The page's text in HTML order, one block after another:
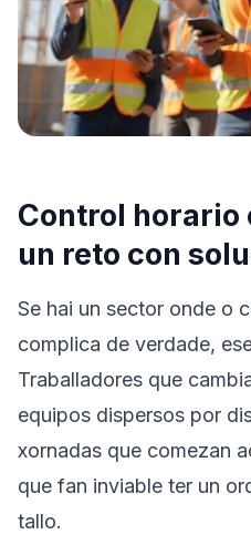
Control horario
un reto con
Se hai un sector onde o
complica de verdade,
Traballadores que
equipos dispersos por
xornadas que comezan
que fan inviable ter un
tallo.